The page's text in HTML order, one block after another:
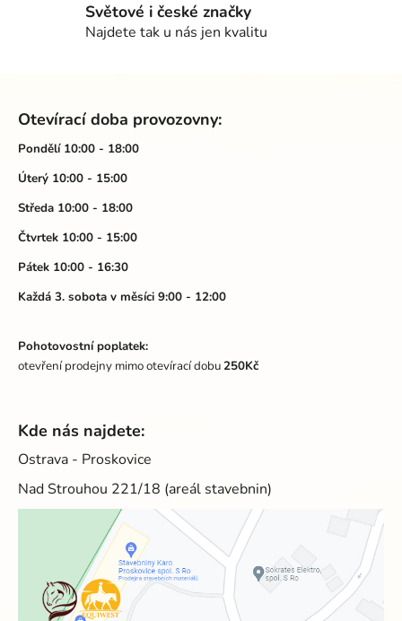
y
v
s
Světové i české značky
Najdete tak u nás jen kvalitu
Otevírací doba provozovny:
Pondělí 10:00 - 18:00
Úterý 10:00 - 15:00
Středa 10:00 - 18:00
Čtvrtek 10:00 - 15:00
Pátek 10:00 - 16:30
Každá 3. sobota v měsíci 9:00 - 12:00
Pohotovostní poplatek:
otevření prodejny mimo otevírací dobu250Kč
Kde nás najdete:
Ostrava - Proskovice
Nad Strouhou 221/18 (areál stavebnin)